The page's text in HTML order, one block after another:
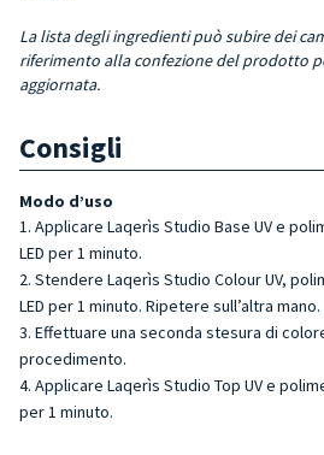
La lista degli ingredienti può subire dei
riferimento alla confezione del prodotto
aggiornata.
Consigli
Modo d’uso
Applicare Laqerìs Studio Base UV e
LED per 1 minuto.
Stendere Laqerìs Studio Colour UV,
LED per 1 minuto. Ripetere sull’altra mano.
Effettuare una seconda stesura di
procedimento.
Applicare Laqerìs Studio Top UV e
per 1 minuto.